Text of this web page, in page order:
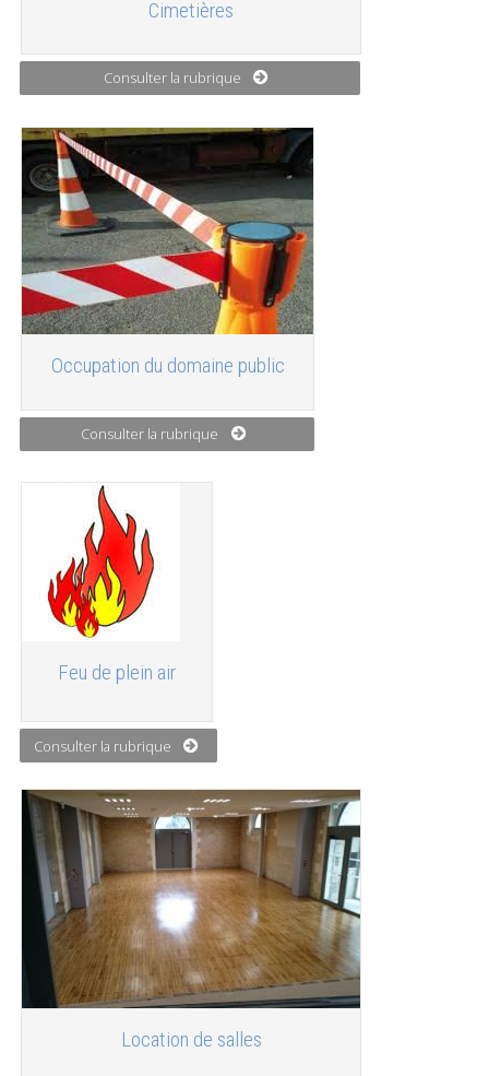
Cimetières
Consulter la rubrique
Occupation du domaine public
Consulter la rubrique
Feu de plein air
Consulter la rubrique
Location de salles